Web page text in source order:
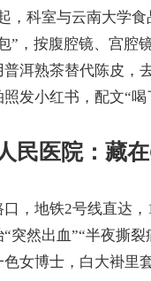
，科室与云南大学
”，按腹腔镜、宫腔
洱熟茶替代陈皮，
发小红书，配文“
民医院：藏
，地铁2号线直达，
突然出血”“半夜撕裂
女博士，白大褂里